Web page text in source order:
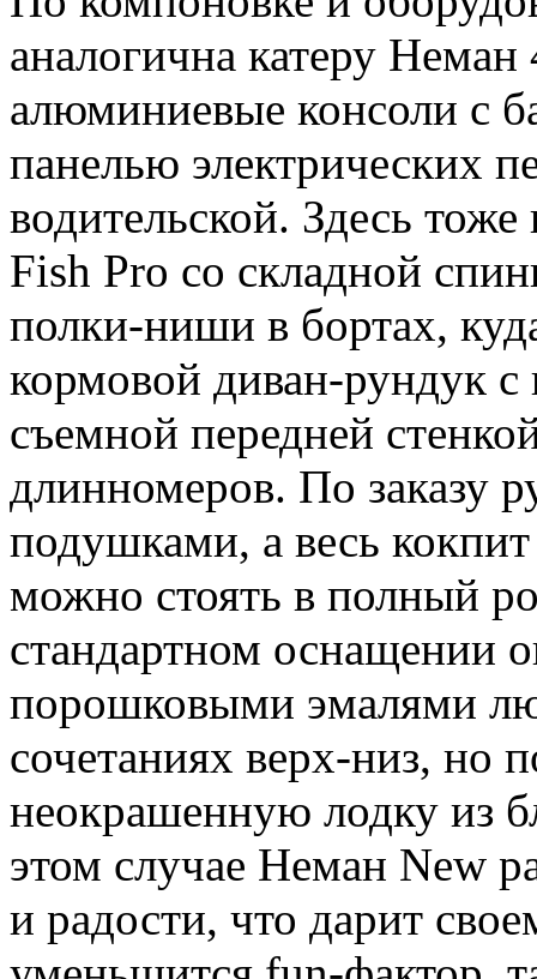
аналогична катеру
алюминиевые консоли с
панелью электрических
водительской. Здесь
Fish Pro со складной
полки-ниши в бортах,
кормовой диван-рундук
съемной передней
длинномеров. По заказу
подушками, а весь
можно стоять в полный
стандартном оснащении
порошковыми эмалями
сочетаниях верх-низ, но
неокрашенную лодку из
этом случае Неман New
и радости, что дарит